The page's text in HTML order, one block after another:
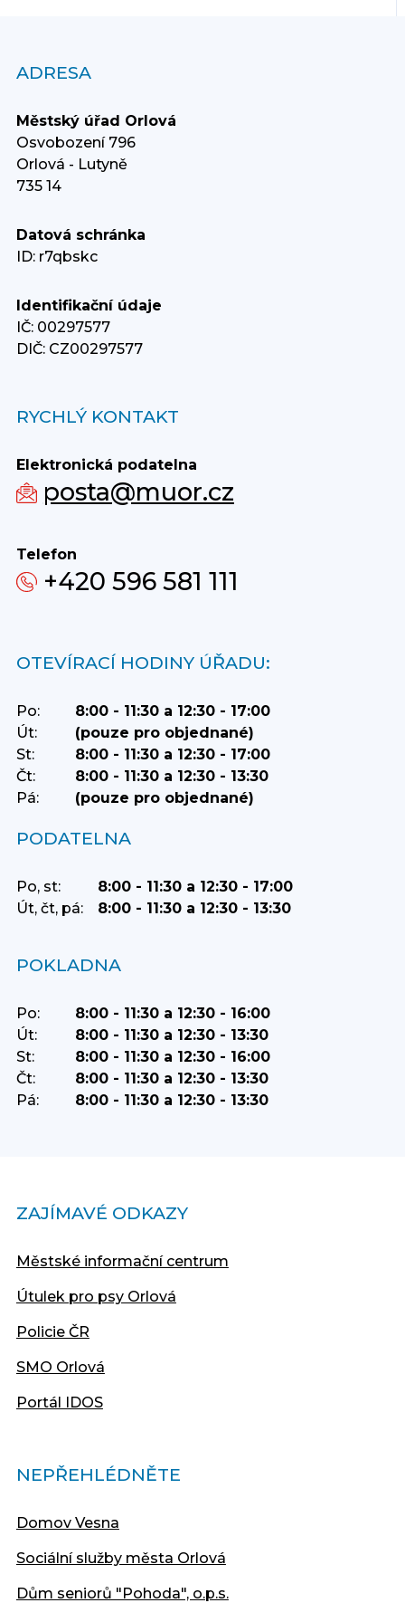
ADRESA
Městský úřad Orlová
Osvobození 796
Orlová - Lutyně
735 14
Datová schránka
ID: r7qbskc
Identifikační údaje
IČ: 00297577
DIČ: CZ00297577
RYCHLÝ KONTAKT
Elektronická podatelna
posta@muor.cz
Telefon
+420 596 581 111
OTEVÍRACÍ HODINY ÚŘADU:
Po:
8:00 - 11:30 a 12:30 - 17:00
Út:
(pouze pro objednané)
St:
8:00 - 11:30 a 12:30 - 17:00
Čt:
8:00 - 11:30 a 12:30 - 13:30
Pá:
(pouze pro objednané)
PODATELNA
Po, st:
8:00 - 11:30 a 12:30 - 17:00
Út, čt, pá:
8:00 - 11:30 a 12:30 - 13:30
POKLADNA
Po:
8:00 - 11:30 a 12:30 - 16:00
Út:
8:00 - 11:30 a 12:30 - 13:30
St:
8:00 - 11:30 a 12:30 - 16:00
Čt:
8:00 - 11:30 a 12:30 - 13:30
Pá:
8:00 - 11:30 a 12:30 - 13:30
ZAJÍMAVÉ ODKAZY
Městské informační centrum
Útulek pro psy Orlová
Policie ČR
SMO Orlová
Portál IDOS
NEPŘEHLÉDNĚTE
Domov Vesna
Sociální služby města Orlová
Dům seniorů "Pohoda", o.p.s.